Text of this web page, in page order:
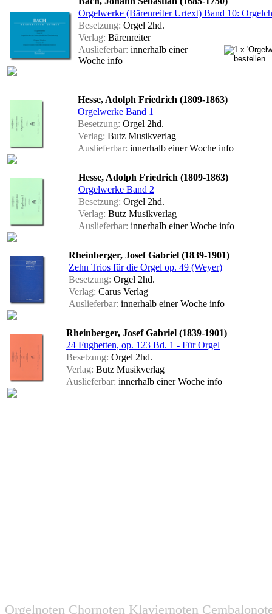
Orgelwerke (Bärenreiter Urtext) Band 10:
Besetzung: Orgel 2hd.
Verlag: Bärenreiter
Auslieferbar: innerhalb einer
Woche info
Hesse, Adolph Friedrich (1809-1863)
Orgelwerke Band 1
Besetzung: Orgel 2hd.
Verlag: Butz Musikverlag
Auslieferbar: innerhalb einer Woche info
Hesse, Adolph Friedrich (1809-1863)
Orgelwerke Band 2
Besetzung: Orgel 2hd.
Verlag: Butz Musikverlag
Auslieferbar: innerhalb einer Woche info
Rheinberger, Josef Gabriel (1839-1901)
Zehn Trios für die Orgel op. 49 (Weyer)
Besetzung: Orgel 2hd.
Verlag: Carus Verlag
Auslieferbar: innerhalb einer Woche info
Rheinberger, Josef Gabriel (1839-1901)
24 Fughetten, op. 123 Bd. 1 - Für Orgel
Besetzung: Orgel 2hd.
Verlag: Butz Musikverlag
Auslieferbar: innerhalb einer Woche info
Orgelnoten Chornoten Klaviernoten